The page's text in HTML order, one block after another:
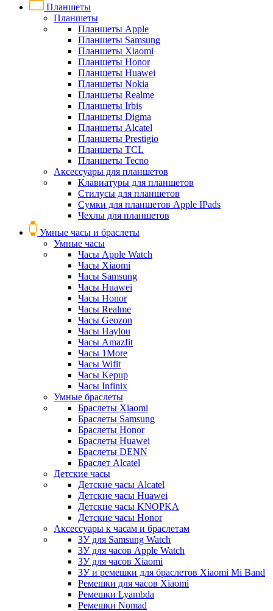
Планшеты
Планшеты
Планшеты Apple
Планшеты Samsung
Планшеты Xiaomi
Планшеты Honor
Планшеты Huawei
Планшеты Nokia
Планшеты Realme
Планшеты Irbis
Планшеты Digma
Планшеты Alcatel
Планшеты Prestigio
Планшеты TCL
Планшеты Tecno
Аксессуары для планшетов
Клавиатуры для планшетов
Стилусы для планшетов
Сумки для планшетов Apple IPads
Чехлы для планшетов
Умные часы и браслеты
Умные часы
Часы Apple Watch
Часы Xiaomi
Часы Samsung
Часы Huawei
Часы Honor
Часы Realme
Часы Geozon
Часы Haylou
Часы Amazfit
Часы 1More
Часы Wifit
Часы Kepup
Часы Infinix
Умные браслеты
Браслеты Xiaomi
Браслеты Samsung
Браслеты Honor
Браслеты Huawei
Браслеты DENN
Браслет Alcatel
Детские часы
Детские часы Alcatel
Детские часы Huawei
Детские часы KNOPKA
Детские часы Honor
Аксессуары к часам и браслетам
ЗУ для Samsung Watch
ЗУ для часов Apple Watch
ЗУ для часов Xiaomi
ЗУ и ремешки для браслетов Xiaomi Mi Band
Ремешки для часов Xiaomi
Ремешки Lyambda
Ремешки Nomad